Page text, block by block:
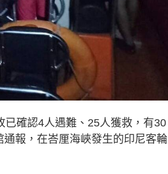
已確認4人遇難、25人獲救，有30
報，在峇厘海峽發生的印尼客輪